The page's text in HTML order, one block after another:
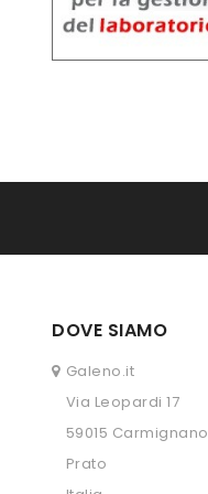
DOVE SIAMO
Galeno.it
Via Leopardi 17
59015 Carmignano
Prato